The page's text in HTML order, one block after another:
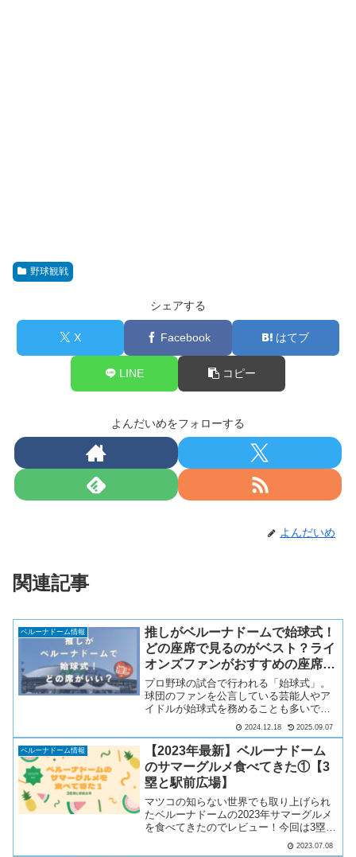
野球観戦
シェアする
X Facebook はてブ
LINE コピー
よんだいめをフォローする
よんだいめ
関連記事
ベルーナドーム情報
推しがベルーナドームで始球式！
どの座席で見るのがベスト？ライ
オンズファンがおすすめの座席を
徹底解説！
プロ野球の試合で行われる「始球式」。
球団のファンを公言している芸能人やア
イドルが始球式を務めることも多いです
よね。今回は、あなたの推しが埼玉西武
ライオンズの本拠地「ベルーナドーム」
で始球式を務めることになった場合、ど
の座席で見るのがベストか...
2024.12.18 2025.09.07
ベルーナドーム情報
【2023年最新】ベルーナドーム
のサマーグルメ食べてきた①【3
塁と駅前広場】
マツコの知らない世界でも取り上げられ
たベルーナドームの2023年サマーグルメ
を食べてきたのでレビュー！今回は3塁側
と駅前広場の店舗を周ってきました。
2023.07.08